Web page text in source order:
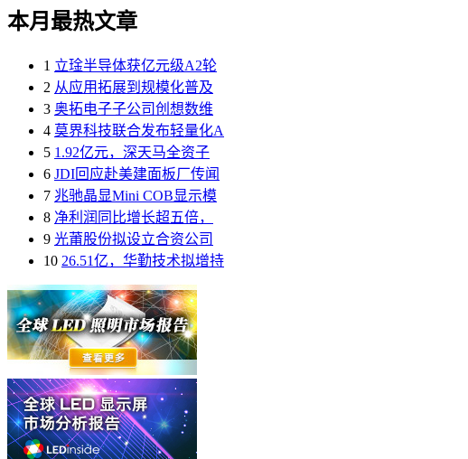
本月最热文章
1 立琻半导体获亿元级A2轮
2 从应用拓展到规模化普及
3 奥拓电子子公司创想数维
4 莫界科技联合发布轻量化A
5 1.92亿元，深天马全资子
6 JDI回应赴美建面板厂传闻
7 兆驰晶显Mini COB显示模
8 净利润同比增长超五倍，
9 光莆股份拟设立合资公司
10 26.51亿，华勤技术拟增持